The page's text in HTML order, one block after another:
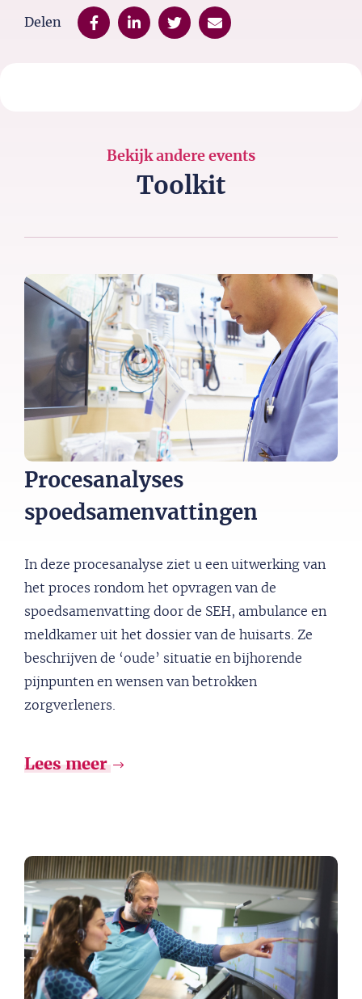
Delen
Bekijk andere events
Toolkit
Procesanalyses
spoedsamenvattingen
In deze procesanalyse ziet u een uitwerking van
het proces rondom het opvragen van de
spoedsamenvatting door de SEH, ambulance en
meldkamer uit het dossier van de huisarts. Ze
beschrijven de ‘oude’ situatie en bijhorende
pijnpunten en wensen van betrokken
zorgverleners.
Lees meer